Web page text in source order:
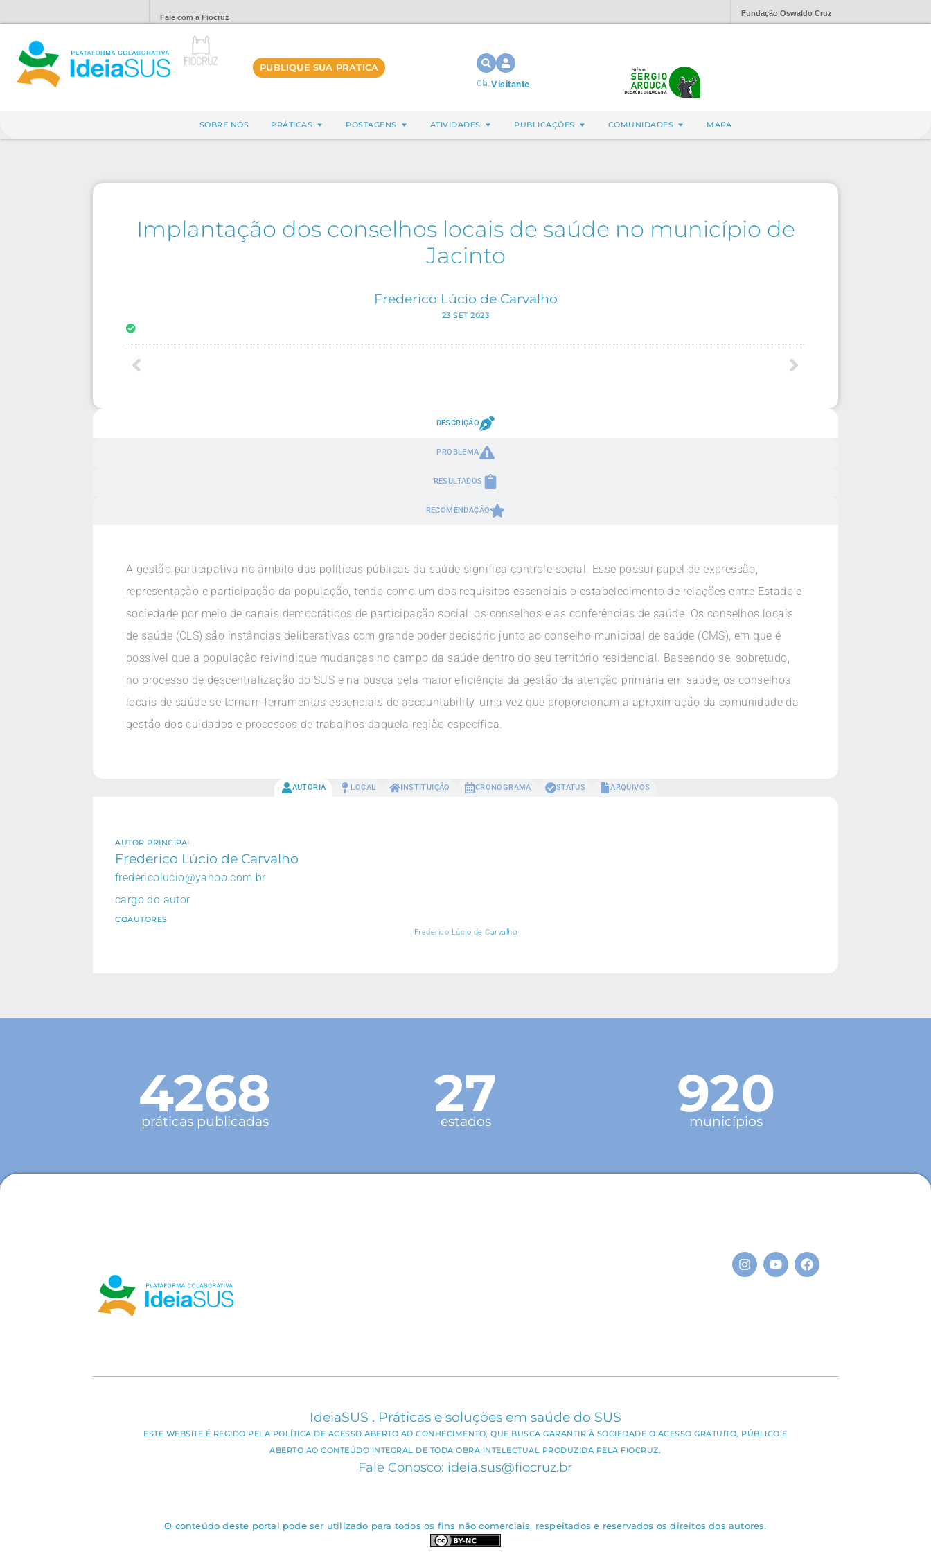
Fale com a Fiocruz Fundação Oswaldo Cruz
PUBLIQUE SUA PRATICA
Olá,Visitante
SOBRE NÓS PRÁTICAS POSTAGENS ATIVIDADES PUBLICAÇÕES COMUNIDADES MAPA
Implantação dos conselhos locais de saúde no município de
Jacinto
Frederico Lúcio de Carvalho
23 SET 2023
DESCRIÇÃO
PROBLEMA
RESULTADOS
RECOMENDAÇÃO
A gestão participativa no âmbito das políticas públicas da saúde significa controle social. Esse possui papel de expressão,
representação e participação da população, tendo como um dos requisitos essenciais o estabelecimento de relações entre Estado e
sociedade por meio de canais democráticos de participação social: os conselhos e as conferências de saúde. Os conselhos locais
de saúde (CLS) são instâncias deliberativas com grande poder decisório junto ao conselho municipal de saúde (CMS), em que é
possível que a população reivindique mudanças no campo da saúde dentro do seu território residencial. Baseando-se, sobretudo,
no processo de descentralização do SUS e na busca pela maior eficiência da gestão da atenção primária em saúde, os conselhos
locais de saúde se tornam ferramentas essenciais de accountability, uma vez que proporcionam a aproximação da comunidade da
gestão dos cuidados e processos de trabalhos daquela região específica.
AUTORIA LOCAL INSTITUIÇÃO CRONOGRAMA STATUS ARQUIVOS
AUTOR PRINCIPAL
Frederico Lúcio de Carvalho
fredericolucio@yahoo.com.br
cargo do autor
COAUTORES
Frederico Lúcio de Carvalho
4268
práticas publicadas 27
estados 920
municípios
IdeiaSUS . Práticas e soluções em saúde do SUS
ESTE WEBSITE É REGIDO PELA POLÍTICA DE ACESSO ABERTO AO CONHECIMENTO, QUE BUSCA GARANTIR À SOCIEDADE O ACESSO GRATUITO, PÚBLICO E
ABERTO AO CONTEÚDO INTEGRAL DE TODA OBRA INTELECTUAL PRODUZIDA PELA FIOCRUZ.
Fale Conosco: ideia.sus@fiocruz.br
O conteúdo deste portal pode ser utilizado para todos os fins não comerciais, respeitados e reservados os direitos dos autores.